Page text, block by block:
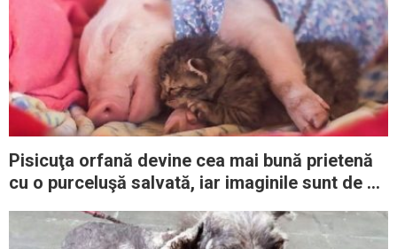
Pisicuţa orfană devine cea mai bună prietenă
cu o purceluşă salvată, iar imaginile sunt de o